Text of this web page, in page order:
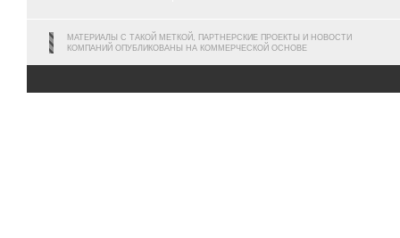
МАТЕРИАЛЫ С ТАКОЙ МЕТКОЙ, ПАРТНЕРСКИЕ ПРОЕКТЫ И НОВОСТИ
КОМПАНИЙ ОПУБЛИКОВАНЫ НА КОММЕРЧЕСКОЙ ОСНОВЕ